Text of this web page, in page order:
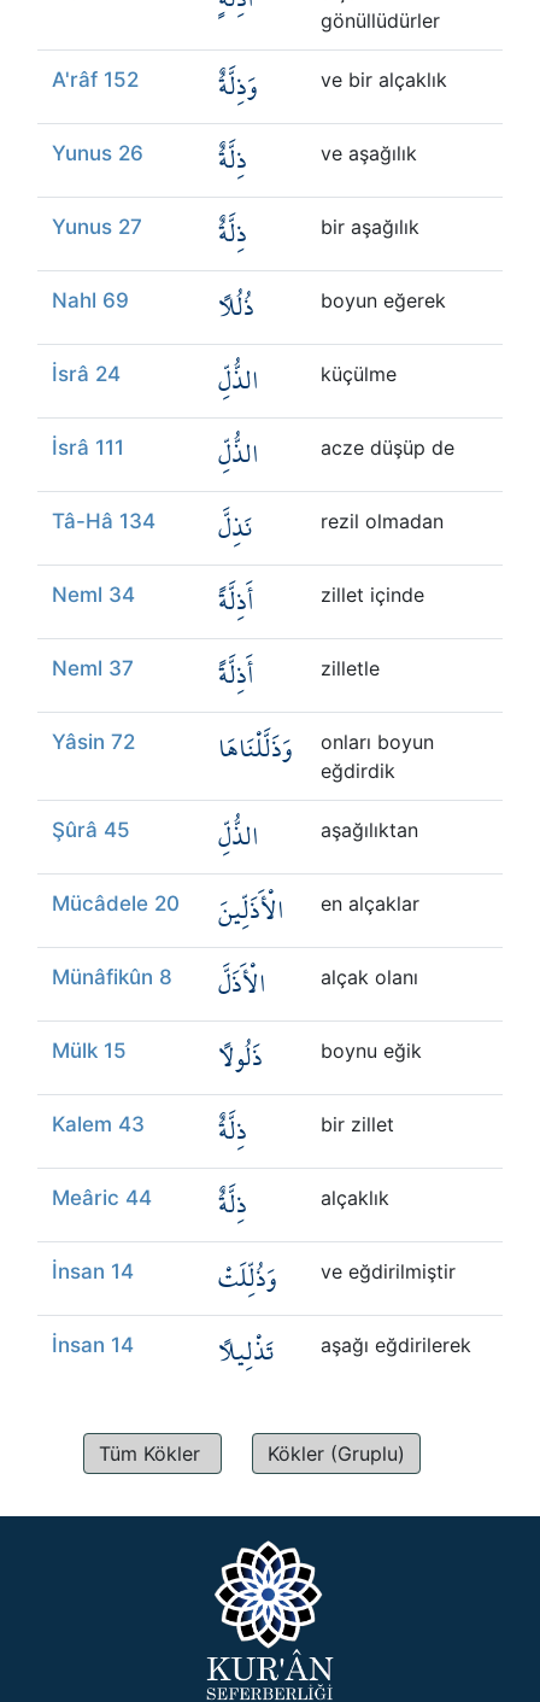
gönüllüdürler
A'râf 152 وَذِلَّةٌ ve bir alçaklık
Yunus 26 ذِلَّةٌ ve aşağılık
Yunus 27 ذِلَّةٌ bir aşağılık
Nahl 69 ذُلُلًا boyun eğerek
İsrâ 24 الذُّلِّ küçülme
İsrâ 111 الذُّلِّ acze düşüp de
Tâ-Hâ 134 نَذِلَّ rezil olmadan
Neml 34 أَذِلَّةً zillet içinde
Neml 37 أَذِلَّةً zilletle
Yâsin 72 وَذَلَّلْنَاهَا
onları boyun
eğdirdik
Şûrâ 45 الذُّلِّ aşağılıktan
Mücâdele 20 الْأَذَلِّينَ en alçaklar
Münâfikûn 8 الْأَذَلَّ alçak olanı
Mülk 15 ذَلُولًا boynu eğik
Kalem 43 ذِلَّةٌ bir zillet
Meâric 44 ذِلَّةٌ alçaklık
İnsan 14 وَذُلِّلَتْ ve eğdirilmiştir
İnsan 14 تَذْلِيلًا aşağı eğdirilerek
Tüm Kökler Kökler (Gruplu)